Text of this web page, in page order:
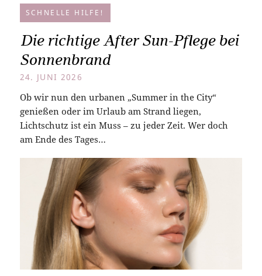
SCHNELLE HILFE!
Die richtige After Sun-Pflege bei
Sonnenbrand
24. JUNI 2026
Ob wir nun den urbanen „Summer in the City“
genießen oder im Urlaub am Strand liegen,
Lichtschutz ist ein Muss – zu jeder Zeit. Wer doch
am Ende des Tages…